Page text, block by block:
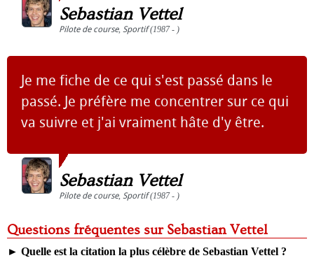
Sebastian Vettel
Pilote de course, Sportif(1987 - )
Je me fiche de ce qui s'est passé dans le
passé. Je préfère me concentrer sur ce qui
va suivre et j'ai vraiment hâte d'y être.
Sebastian Vettel
Pilote de course, Sportif(1987 - )
Questions fréquentes sur Sebastian Vettel
► Quelle est la citation la plus célèbre de Sebastian Vettel ?